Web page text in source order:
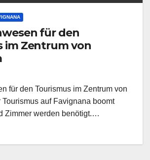
für den
im Zentrum von
für den Tourismus im Zentrum von
Tourismus auf Favignana boomt
Zimmer werden benötigt.…